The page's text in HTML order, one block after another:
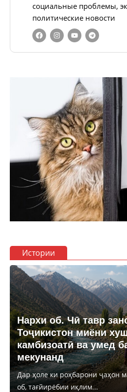
социальные проблемы,
политические новости
Истории
Нархи об. Чӣ тавр
Тоҷикистон миёни
камбизоатӣ ва умед
мекунанд
Дар ҳоле ки роҳбарони ҷаҳон
об, тағйирёбии иқлим...